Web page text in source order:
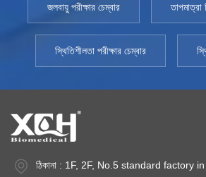
জলবায়ু পরীক্ষার চেম্বার তাপমাত্রা
স্থিতিশীলতা পরীক্ষার চেম্বার
ঠিকানা : 1F, 2F, No.5 standard factory